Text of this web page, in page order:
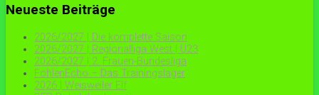
Neueste Beiträge
2026/2027 | Die komplette Saison
2026/2027 | Regionalliga West | U23
2026/2027 | 2. Frauen-Bundesliga
FohlenEcho – Das Trainingslager
2026 | Weisweiler Elf